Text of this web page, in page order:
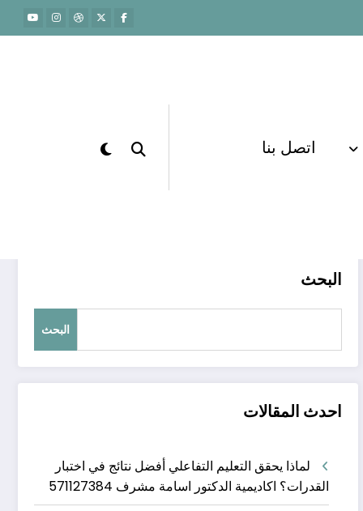
اتصل بنا
البحث
البحث
احدث المقالات
لماذا يحقق التعليم التفاعلي أفضل نتائج في اختبار
القدرات؟ اكاديمية الدكتور اسامة مشرف 571127384